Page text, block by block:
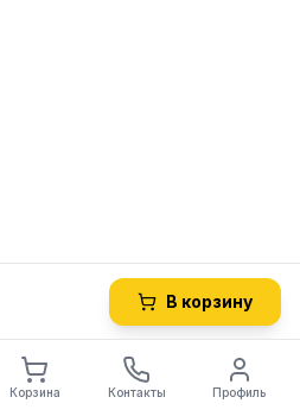
В корзину
Корзина Контакты Профиль